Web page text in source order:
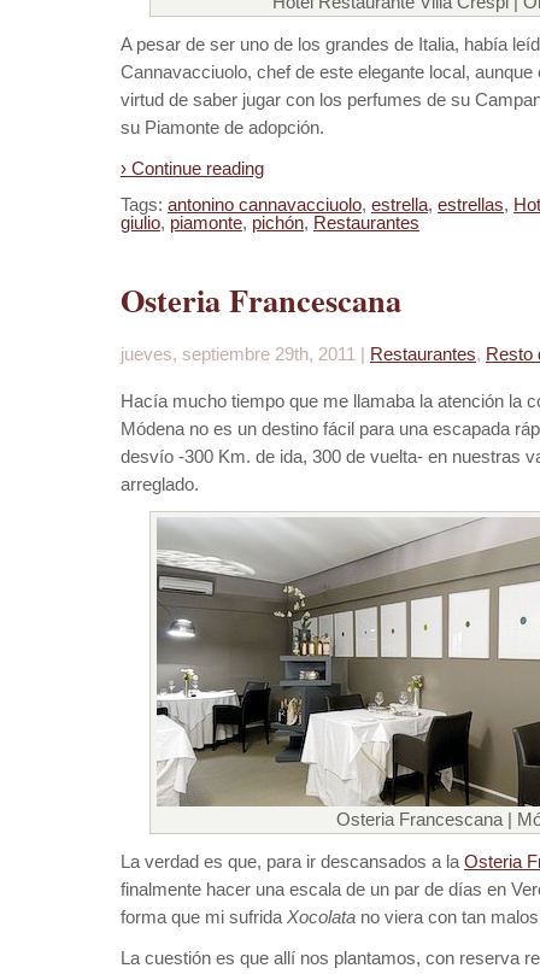
A pesar de ser uno de los grandes de Italia, había
Cannavacciuolo, chef de este elegante local,
virtud de saber jugar con los perfumes de su
su Piamonte de adopción.
› Continue reading
Tags: antonino cannavacciuolo, estrella, estrellas,
giulio, piamonte, pichón, Restaurantes
Osteria Francescana
jueves, septiembre 29th, 2011 | Restaurantes, Resto
Hacía mucho tiempo que me llamaba la atención la
Módena no es un destino fácil para una escapada
desvío -300 Km. de ida, 300 de vuelta- en nuestras
arreglado.
Osteria Francescana |
La verdad es que, para ir descansados a la Osteria
finalmente hacer una escala de un par de días en
forma que mi sufrida Xocolata no viera con tan
La cuestión es que allí nos plantamos, con reserva